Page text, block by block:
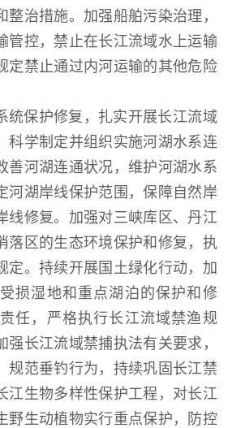
整治措施。加强船舶污染治理，
管控，禁止在长江流域水上运输
定禁止通过内河运输的其他危险
统保护修复，扎实开展长江流域
科学制定并组织实施河湖水系连
善河湖连通状况，维护河湖水系
河湖岸线保护范围，保障自然岸
线修复。加强对三峡库区、丹江
落区的生态环境保护和修复，执
定。持续开展国土绿化行动，加
损湿地和重点湖泊的保护和修
任，严格执行长江流域禁渔规
强长江流域禁捕执法有关要求，
规范垂钓行为，持续巩固长江禁
江生物多样性保护工程，对长江
野生动植物实行重点保护，防控